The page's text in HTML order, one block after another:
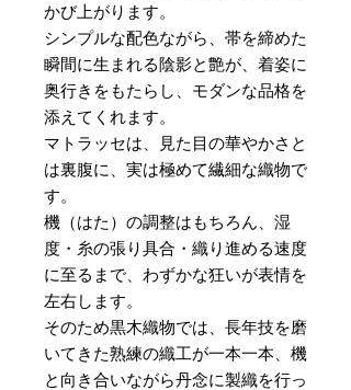
かび上がります。
シンプルな配色ながら、帯を締めた
瞬間に生まれる陰影と艶が、着姿に
奥行きをもたらし、モダンな品格を
添えてくれます。
マトラッセは、見た目の華やかさと
は裏腹に、実は極めて繊細な織物で
す。
機（はた）の調整はもちろん、湿
度・糸の張り具合・織り進める速度
に至るまで、わずかな狂いが表情を
左右します。
そのため黒木織物では、長年技を磨
いてきた熟練の織工が一本一本、機
と向き合いながら丹念に製織を行っ